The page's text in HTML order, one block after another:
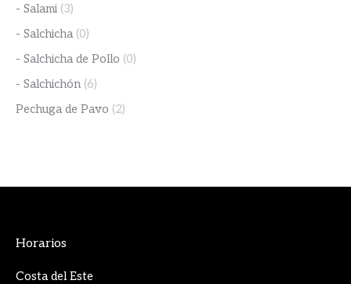
- Salami (3)
- Salchicha (0)
- Salchicha de Pollo (0)
- Salchichón (6)
Pechuga de Pavo (2)
Horarios
Costa del Este